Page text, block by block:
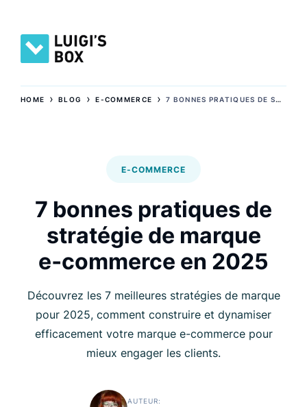
HOME ›BLOG ›E-COMMERCE ›7 BONNES PRATIQUES DE STRATÉGIE DE MARQUE E‑COMMERCE EN 2025
E-COMMERCE
7 bonnes pratiques de
stratégie de marque
e‑commerce en 2025
Découvrez les 7 meilleures stratégies de marque
pour 2025, comment construire et dynamiser
efficacement votre marque e-commerce pour
mieux engager les clients.
AUTEUR